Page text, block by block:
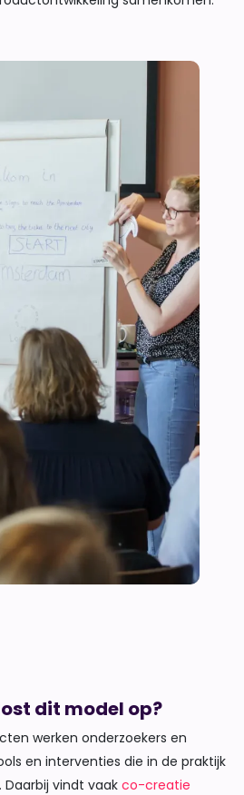
dit model op?
werken onderzoekers en
en interventies die in de praktijk
vindt vaak co-creatie